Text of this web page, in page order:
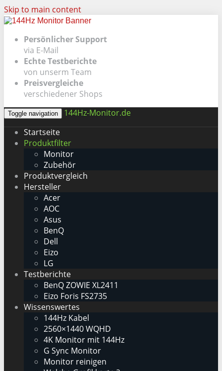
Skip to main content
Persönlicher Support
via E-Mail
Echte Testberichte
von unserm Team
Preisvergleiche
verschiedener Shops
Toggle navigation
144Hz-Monitor.de
Startseite
Produktfilter
Monitor
Zubehör
Produktvergleich
Hersteller
Acer
AOC
Asus
BenQ
Dell
Eizo
LG
Testberichte
BenQ ZOWIE XL2411
Eizo Foris FS2735
Wissenswertes
144Hz Kabel
2560×1440 WQHD
4K Monitor mit 144Hz
G Sync Monitor
Monitor reinigen